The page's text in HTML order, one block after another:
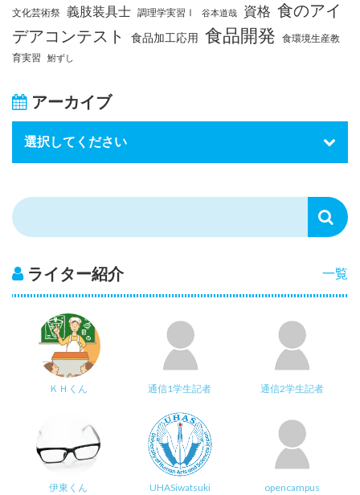
文化芸術祭 義肢装具士 調理学実習Ⅰ 谷本道哉 資格 食のアイ
デアコンテスト
食品加工応用 食品開発 食環境生産教
育実習
鮒ずし
アーカイブ
一覧
ライター紹介
ＫＨくん 通信1学生記者 通信2学生記者
伊東くん UHASiwatsuki
opencampus